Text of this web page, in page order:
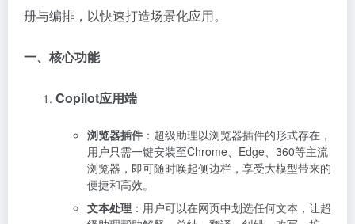
册与编排，以快速打造场景化应用。
一、核心功能
Copilot应用端
浏览器插件 ：超级助理以浏览器插件的形式存在，
用户只需一键安装至Chrome、Edge、360等主流
浏览器，即可随时唤起侧边栏，享受大模型带来的
便捷和高效。
文本处理 ：用户可以在网页中划选任何文本，让超